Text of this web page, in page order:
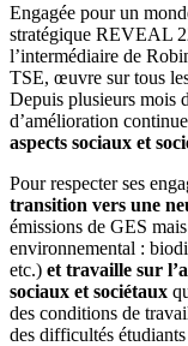
Engagée pour un
stratégique REVEAL
l’intermédiaire de
TSE, œuvre sur tous
Depuis plusieurs mois
d’amélioration
aspects sociaux et
Pour respecter ses
transition vers une
émissions de GES
environnemental :
etc.) et travaille sur
sociaux et sociétaux
des conditions de
des difficultés